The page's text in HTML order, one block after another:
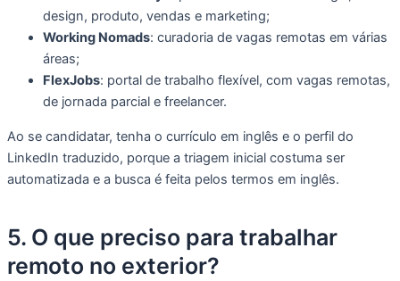
design, produto, vendas e marketing;
Working Nomads: curadoria de vagas remotas em várias
áreas;
FlexJobs: portal de trabalho flexível, com vagas remotas,
de jornada parcial e freelancer.
Ao se candidatar, tenha o currículo em inglês e o perfil do
LinkedIn traduzido, porque a triagem inicial costuma ser
automatizada e a busca é feita pelos termos em inglês.
5. O que preciso para trabalhar
remoto no exterior?